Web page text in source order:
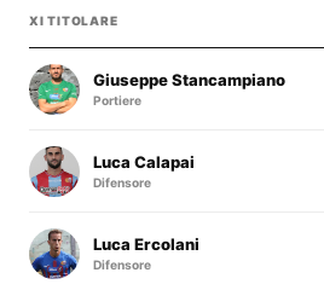
XI TITOLARE
Giuseppe Stancampiano
Portiere
Luca Calapai
Difensore
Luca Ercolani
Difensore